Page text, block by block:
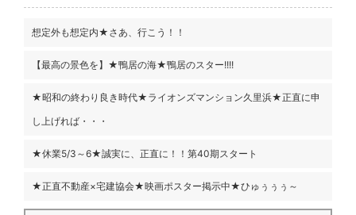
想定外も想定内★さあ、行こう！！
【最高の景色を】★鴨居の海★鴨居のスター!!!!
★昭和の終わり良き時代★ライオンズマンション久里浜★正直に申
し上げれば・・・
★休業5/3～6★誠実に、正直に！！第40期スタート
★正直不動産×宅建協会★映画ポスター掲示中★ひゅぅぅぅ～